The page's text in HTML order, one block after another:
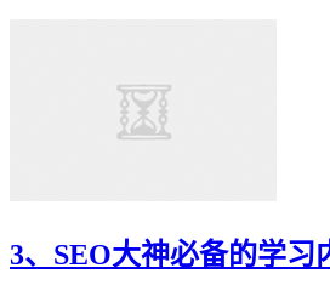
3、SEO大神必备的学习